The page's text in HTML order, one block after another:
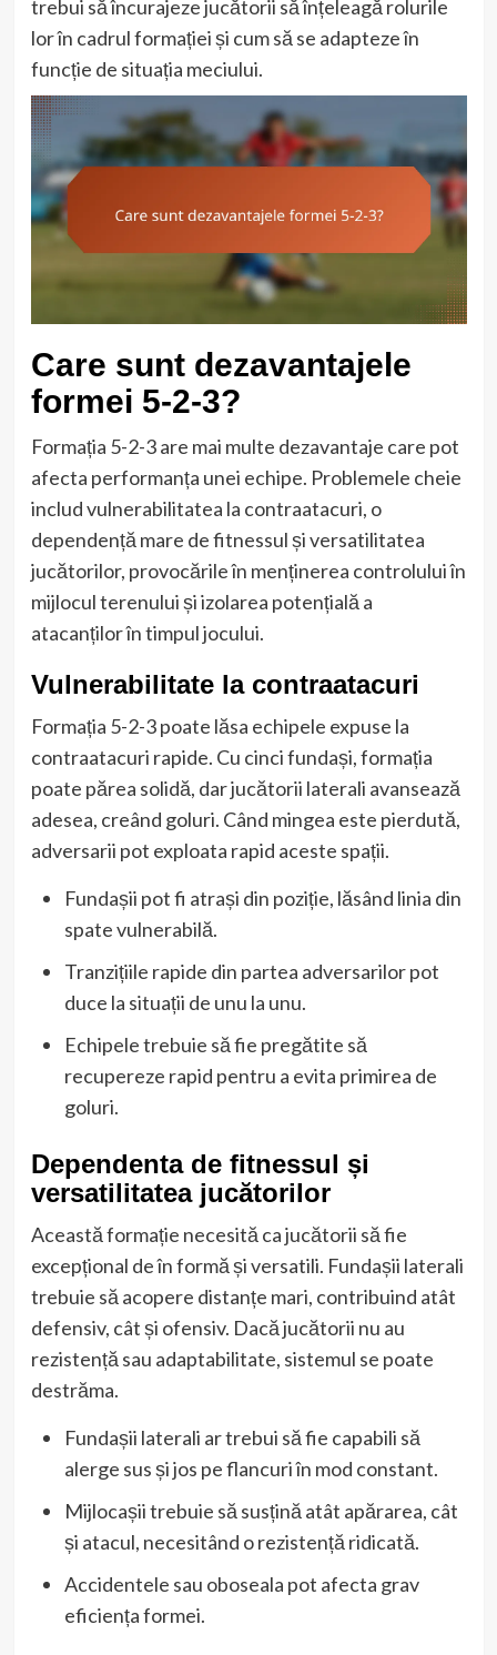
trebui să încurajeze jucătorii să înțeleagă rolurile
lor în cadrul formației și cum să se adapteze în
funcție de situația meciului.
Care sunt dezavantajele
formei 5-2-3?
Formația 5-2-3 are mai multe dezavantaje care pot
afecta performanța unei echipe. Problemele cheie
includ vulnerabilitatea la contraatacuri, o
dependență mare de fitnessul și versatilitatea
jucătorilor, provocările în menținerea controlului în
mijlocul terenului și izolarea potențială a
atacanților în timpul jocului.
Vulnerabilitate la contraatacuri
Formația 5-2-3 poate lăsa echipele expuse la
contraatacuri rapide. Cu cinci fundași, formația
poate părea solidă, dar jucătorii laterali avansează
adesea, creând goluri. Când mingea este pierdută,
adversarii pot exploata rapid aceste spații.
Fundașii pot fi atrași din poziție, lăsând linia din
spate vulnerabilă.
Tranzițiile rapide din partea adversarilor pot
duce la situații de unu la unu.
Echipele trebuie să fie pregătite să
recupereze rapid pentru a evita primirea de
goluri.
Dependenta de fitnessul și
versatilitatea jucătorilor
Această formație necesită ca jucătorii să fie
excepțional de în formă și versatili. Fundașii laterali
trebuie să acopere distanțe mari, contribuind atât
defensiv, cât și ofensiv. Dacă jucătorii nu au
rezistență sau adaptabilitate, sistemul se poate
destrăma.
Fundașii laterali ar trebui să fie capabili să
alerge sus și jos pe flancuri în mod constant.
Mijlocașii trebuie să susțină atât apărarea, cât
și atacul, necesitând o rezistență ridicată.
Accidentele sau oboseala pot afecta grav
eficiența formei.